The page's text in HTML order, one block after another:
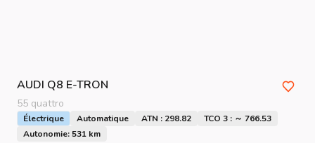
AUDI Q8 E-TRON
55 quattro
Électrique Automatique ATN : 298.82
TCO 3 : ～ 766.53
Autonomie: 531 km